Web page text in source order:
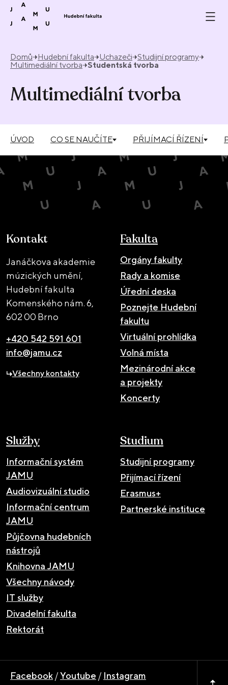
Přeskočit na obsah
Domů Hudební fakulta Uchazeči Studijní programy
Multimediální tvorba
Studentská tvorba
Multimediální tvorba
ÚVOD CO SE NAUČÍTE PŘIJÍMACÍ ŘÍZENÍ
Kontakt
Janáčkova akademie
múzických umění,
Hudební fakulta
Komenského nám. 6,
602 00 Brno
+420 542 591 601
info@jamu.cz
Všechny kontakty
Fakulta
Orgány fakulty
Rady a komise
Úřední deska
Poznejte Hudební
fakultu
Virtuální prohlídka
Volná místa
Mezinárodní akce
a projekty
Koncerty
Služby
Informační systém
JAMU
Audiovizuální studio
Informační centrum
JAMU
Půjčovna hudebních
nástrojů
Knihovna JAMU
Všechny návody
IT služby
Divadelní fakulta
Rektorát
Studium
Studijní programy
Přijímací řízení
Erasmus+
Partnerské instituce
Facebook /Youtube / Instagram